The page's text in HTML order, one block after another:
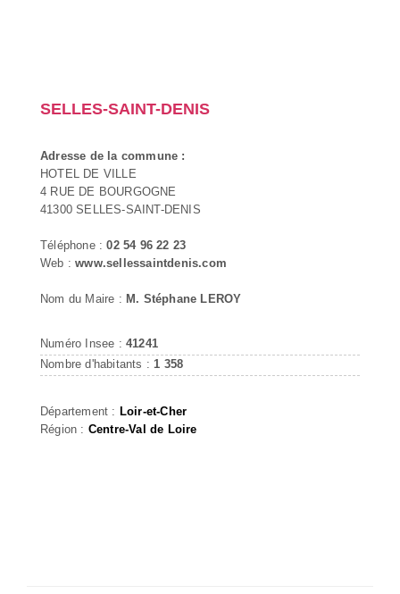
SELLES-SAINT-DENIS
Adresse de la commune :
HOTEL DE VILLE
4 RUE DE BOURGOGNE
41300 SELLES-SAINT-DENIS
Téléphone :02 54 96 22 23
Web :www.sellessaintdenis.com
Nom du Maire : M. Stéphane LEROY
Numéro Insee : 41241
Nombre d'habitants : 1 358
Département : Loir-et-Cher
Région : Centre-Val de Loire